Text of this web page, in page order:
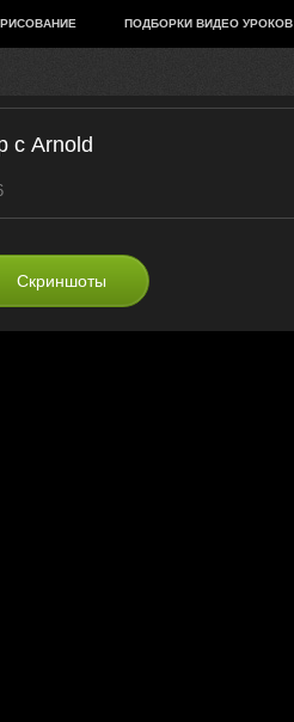
РИСОВАНИЕ ПОДБОРКИ ВИДЕО УРОКОВ
с Arnold
Скриншоты